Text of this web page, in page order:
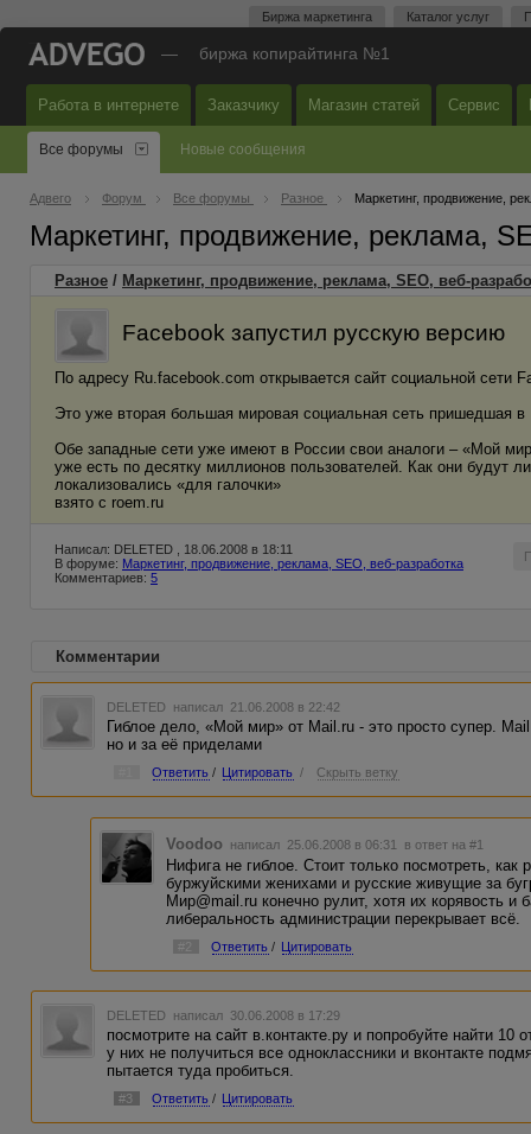
Биржа маркетинга Каталог услуг
— биржа копирайтинга №1
Работа в интернете Заказчику Магазин статей Сервис
Все форумы Новые сообщения
Адвего Форум Все форумы Разное Маркетинг, продвижение,
Маркетинг, продвижение, реклама,
Разное / Маркетинг, продвижение, реклама, SEO, веб-
Facebook запустил русскую версию
По адресу Ru.facebook.com открывается сайт социальной
Это уже вторая большая мировая социальная сеть пришедшая
Обе западные сети уже имеют в России свои аналоги – «Мой
уже есть по десятку миллионов пользователей. Как они будут
локализовались «для галочки»
взято с roem.ru
Написал: DELETED , 18.06.2008 в 18:11
В форуме: Маркетинг, продвижение, реклама, SEO, веб-разработка
Комментариев: 5
Комментарии
DELETED написал 21.06.2008 в 22:42
Гиблое дело, «Мой мир» от Mail.ru - это просто супер.
но и за её приделами
Ответить / Цитировать / Скрыть ветку
Voodoo написал 25.06.2008 в 06:31 в ответ на #1
Нифига не гиблое. Стоит только посмотреть,
буржуйскими женихами и русские живущие за
Мир@mail.ru конечно рулит, хотя их корявость и
либеральность администрации перекрывает всё.
#2 Ответить / Цитировать
DELETED написал 30.06.2008 в 17:29
посмотрите на сайт в.контакте.ру и попробуйте найти
у них не получиться все одноклассники и вконтакте
пытается туда пробиться.
#3 Ответить / Цитировать